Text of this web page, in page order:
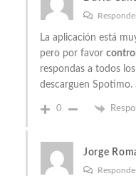
La aplicación está
pero por favor
respondas a todos
descarguen Spotimo.
0
Jorge